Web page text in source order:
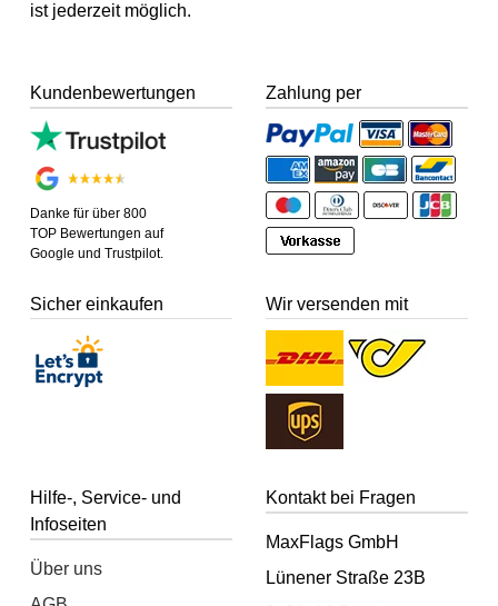
ist jederzeit möglich.
Kundenbewertungen
Danke für über 800
TOP Bewertungen auf
Google und Trustpilot.
Zahlung per
Sicher einkaufen Wir versenden mit
Hilfe-, Service- und
Infoseiten
Über uns
Kontakt bei Fragen
MaxFlags GmbH
Lünener Straße 23B